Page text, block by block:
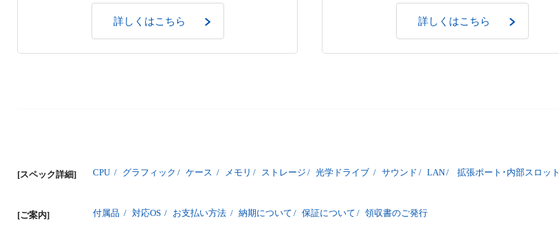
詳しくはこちら 詳しくはこちら
[スペック詳細] CPU / グラフィック / ケース / メモリ / ストレージ / 光学ドライブ / サウンド / LAN/ 拡張ポート･内部スロット
[ご案内] 付属品 / 対応OS / お支払い方法 / 納期について / 保証について / 領収書のご発行